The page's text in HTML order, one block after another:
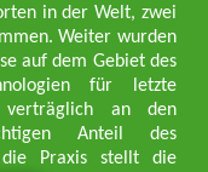
in der Welt, zwei
Weiter wurden
auf dem Gebiet des
für letzte
an den
Anteil des
die Praxis stellt die